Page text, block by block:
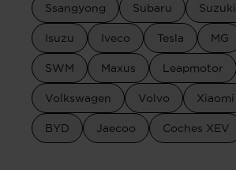
Ssangyong Subaru Suzuki
Isuzu Iveco Tesla MG
SWM Maxus Leapmotor
Volkswagen Volvo Xiaomi
BYD Jaecoo Coches XEV